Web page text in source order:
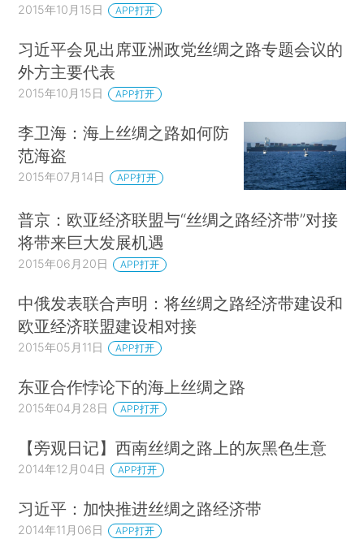
2015年10月15日 APP打开
习近平会见出席亚洲政党丝绸之路专题会议的
外方主要代表
2015年10月15日 APP打开
李卫海：海上丝绸之路如何防
范海盗
2015年07月14日 APP打开
普京：欧亚经济联盟与“丝绸之路经济带”对接
将带来巨大发展机遇
2015年06月20日 APP打开
中俄发表联合声明：将丝绸之路经济带建设和
欧亚经济联盟建设相对接
2015年05月11日 APP打开
东亚合作悖论下的海上丝绸之路
2015年04月28日 APP打开
【旁观日记】西南丝绸之路上的灰黑色生意
2014年12月04日 APP打开
习近平：加快推进丝绸之路经济带
2014年11月06日 APP打开